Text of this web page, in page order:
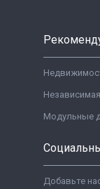
Модульные
Добавьте